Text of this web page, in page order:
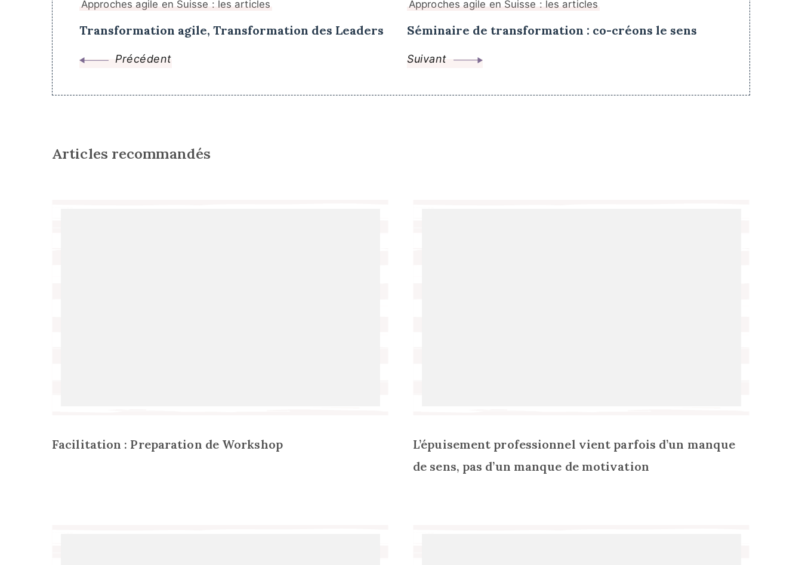
Approches agile en Suisse : les articles
Transformation agile, Transformation des Leaders
Précédent
Approches agile en Suisse : les articles
Séminaire de transformation : co-créons le sens
Suivant
Articles recommandés
Facilitation : Preparation de Workshop
L’épuisement professionnel vient parfois d’un manque
de sens, pas d’un manque de motivation